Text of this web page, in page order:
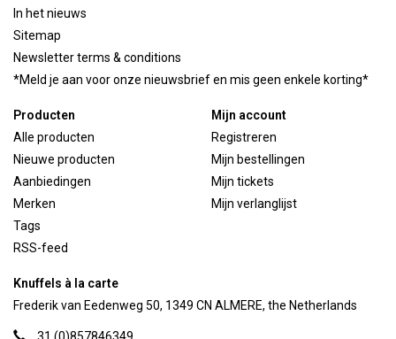
In het nieuws
Sitemap
Newsletter terms & conditions
*Meld je aan voor onze nieuwsbrief en mis geen enkele korting*
Producten
Alle producten
Nieuwe producten
Aanbiedingen
Merken
Tags
RSS-feed
Mijn account
Registreren
Mijn bestellingen
Mijn tickets
Mijn verlanglijst
Knuffels à la carte
Frederik van Eedenweg 50, 1349 CN ALMERE, the Netherlands